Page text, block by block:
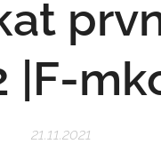
|F-
21.11.2021